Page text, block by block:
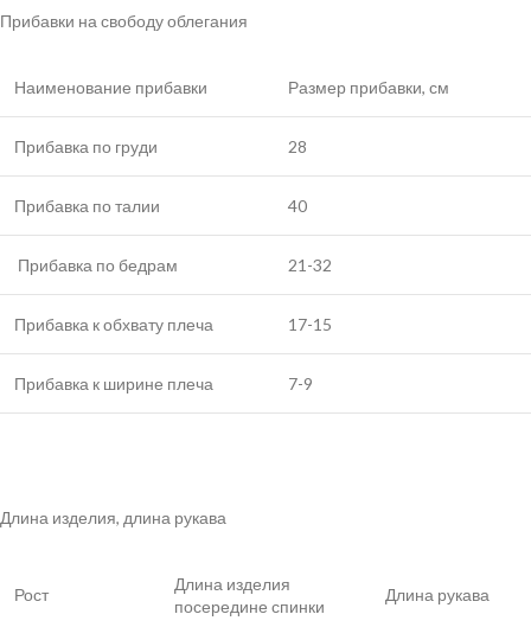
Прибавки на свободу облегания
Наименование прибавки Размер прибавки, см
Прибавка по груди 28
Прибавка по талии 40
Прибавка по бедрам 21-32
Прибавка к обхвату плеча 17-15
Прибавка к ширине плеча 7-9
Длина изделия, длина рукава
Рост
Длина изделия
посередине спинки
Длина рукава